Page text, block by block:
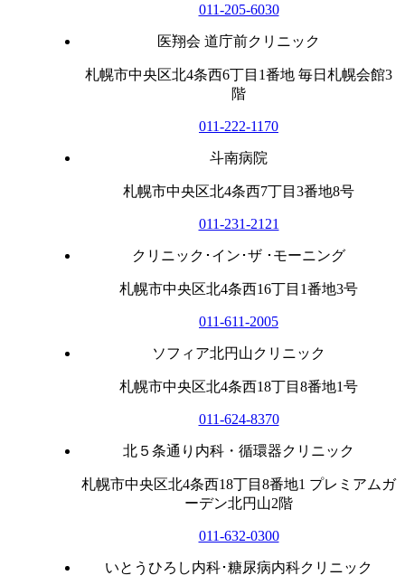
011-205-6030
医翔会 道庁前クリニック
札幌市中央区北4条西6丁目1番地 毎日札幌会館3
階
011-222-1170
斗南病院
札幌市中央区北4条西7丁目3番地8号
011-231-2121
クリニック･イン･ザ ･モーニング
札幌市中央区北4条西16丁目1番地3号
011-611-2005
ソフィア北円山クリニック
札幌市中央区北4条西18丁目8番地1号
011-624-8370
北５条通り内科・循環器クリニック
札幌市中央区北4条西18丁目8番地1 プレミアムガ
ーデン北円山2階
011-632-0300
いとうひろし内科･糖尿病内科クリニック